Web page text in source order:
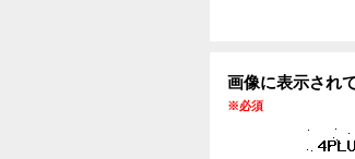
画像に表示され
※必須